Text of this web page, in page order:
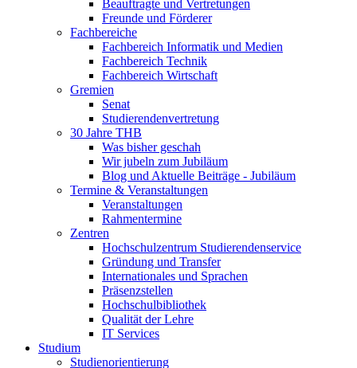
Beauftragte und Vertretungen
Freunde und Förderer
Fachbereiche
Fachbereich Informatik und Medien
Fachbereich Technik
Fachbereich Wirtschaft
Gremien
Senat
Studierendenvertretung
30 Jahre THB
Was bisher geschah
Wir jubeln zum Jubiläum
Blog und Aktuelle Beiträge - Jubiläum
Termine & Veranstaltungen
Veranstaltungen
Rahmentermine
Zentren
Hochschulzentrum Studierendenservice
Gründung und Transfer
Internationales und Sprachen
Präsenzstellen
Hochschulbibliothek
Qualität der Lehre
IT Services
Studium
Studienorientierung